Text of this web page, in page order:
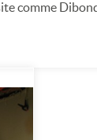
comme